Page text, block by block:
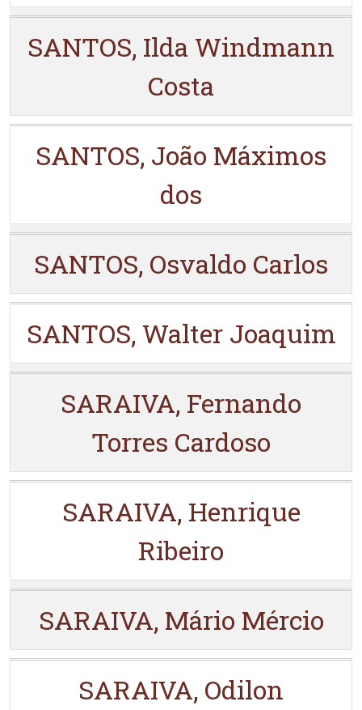
SANTOS, Ilda Windmann
Costa
SANTOS, João Máximos
dos
SANTOS, Osvaldo Carlos
SANTOS, Walter Joaquim
SARAIVA, Fernando
Torres Cardoso
SARAIVA, Henrique
Ribeiro
SARAIVA, Mário Mércio
SARAIVA, Odilon